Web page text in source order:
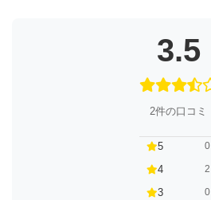
3.5
2件の口コミ
5 0
4 2
3 0